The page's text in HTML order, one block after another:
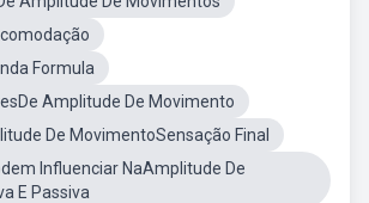
Formula
Amplitude De Movimento
De MovimentoSensação Final
Influenciar NaAmplitude De
E Passiva